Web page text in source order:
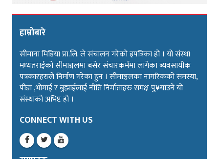
हाम्रोबारे
सीमाना मिडिया प्रा.लि. ले संचालन गरेको इपत्रिका हो । यो संस्था
मध्यतराईको सीमाञ्चलमा बसेर संचारकर्ममा लागेका ब्यवसायीक
पत्रकारहरुले निर्माण गरेका हुन । सीमाञ्चलका नागरिकको समस्या,
पीडा ,भोगाई र बुझाईलाई नीति निर्माताहरु समक्ष पु¥याउने यो
संस्थाको अभिष्ट हो ।
CONNECT WITH US